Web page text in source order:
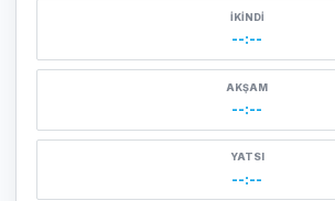
İKINDI
--:--
AKŞAM
--:--
YATSI
--:--